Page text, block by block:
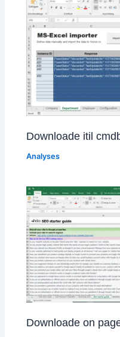
Downloade itil
Analyses
Downloade on